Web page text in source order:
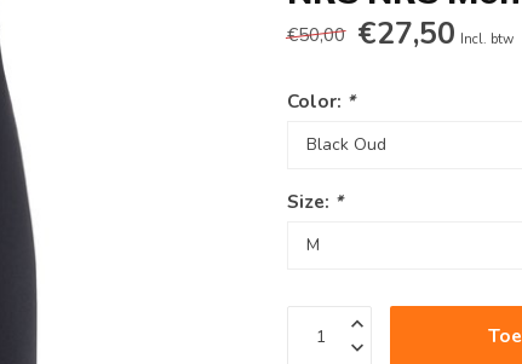
€50,00 €27,50 Incl. btw
Color: *
Size: *